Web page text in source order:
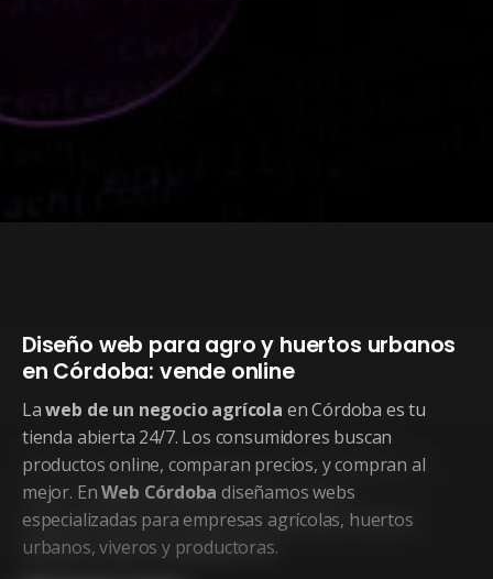
Diseño web para agro y huertos urbanos
en Córdoba: vende online
Laweb de un negocio agrícola en Córdoba es tu
tienda abierta 24/7. Los consumidores buscan
productos online, comparan precios, y compran al
mejor. EnWeb Córdoba diseñamos webs
especializadas para empresas agrícolas, huertos
urbanos, viveros y productoras.